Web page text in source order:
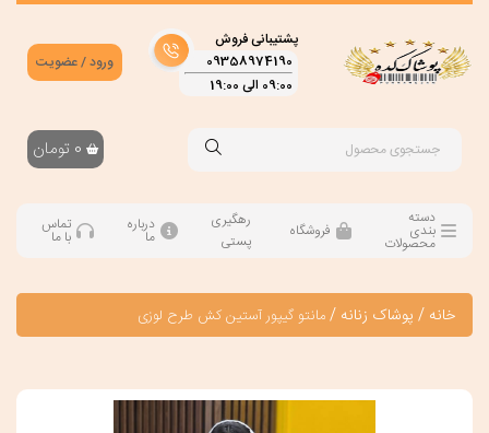
پشتیبانی فروش
09358974190
09:00 الی 19:00
ورود / عضویت
0 تومان
دسته
بندی
محصولات
فروشگاه
رهگیری
پستی
درباره
ما
تماس
با ما
خانه / پوشاک زنانه /مانتو گیپور آستین کش طرح لوزی